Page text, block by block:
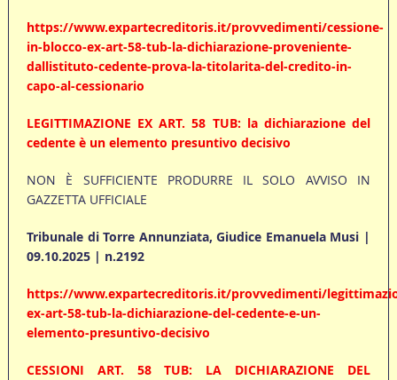
https://www.expartecreditoris.it/provvedimenti/cessione-
in-blocco-ex-art-58-tub-la-dichiarazione-proveniente-
dallistituto-cedente-prova-la-titolarita-del-credito-in-
capo-al-cessionario
LEGITTIMAZIONE EX ART. 58 TUB: la dichiarazione del
cedente è un elemento presuntivo decisivo
NON È SUFFICIENTE PRODURRE IL SOLO AVVISO IN
GAZZETTA UFFICIALE
Tribunale di Torre Annunziata, Giudice Emanuela Musi |
09.10.2025 | n.2192
https://www.expartecreditoris.it/provvedimenti/
ex-art-58-tub-la-dichiarazione-del-cedente-e-un-
elemento-presuntivo-decisivo
CESSIONI ART. 58 TUB: LA DICHIARAZIONE DEL